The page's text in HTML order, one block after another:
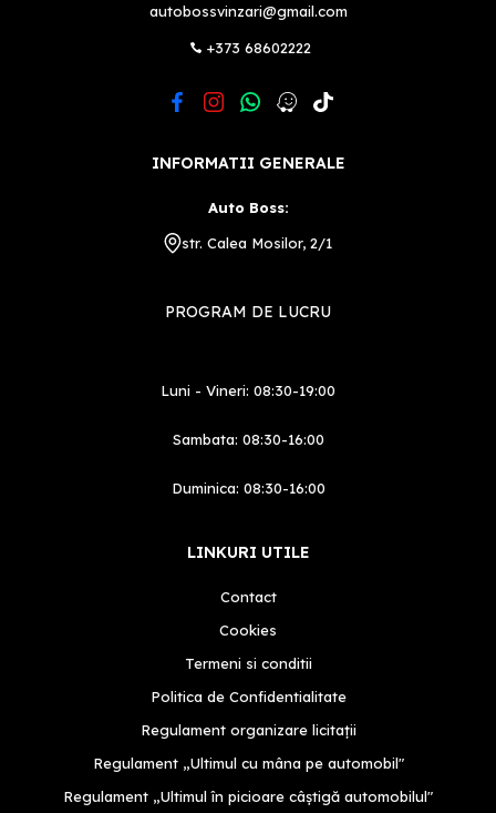
autobossvinzari@gmail.com
+373 68602222
INFORMATII GENERALE
Auto Boss:
str. Calea Mosilor, 2/1
PROGRAM DE LUCRU
Luni - Vineri: 08:30-19:00
Sambata: 08:30-16:00
Duminica: 08:30-16:00
LINKURI UTILE
Contact
Cookies
Termeni si conditii
Politica de Confidentialitate
Regulament organizare licitații
Regulament „Ultimul cu mâna pe automobil"
Regulament „Ultimul în picioare câștigă automobilul"